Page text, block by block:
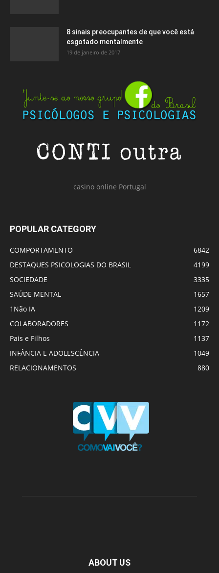
8 sinais preocupantes de que você está
esgotado mentalmente
19 de janeiro de 2017
casino online Portugal
POPULAR CATEGORY
COMPORTAMENTO
6842
DESTAQUES PSICOLOGIAS DO BRASIL
4199
SOCIEDADE
3335
SAÚDE MENTAL
1657
1Não IA
1209
COLABORADORES
1172
Pais e Filhos
1137
INFÂNCIA E ADOLESCÊNCIA
1049
RELACIONAMENTOS
880
ABOUT US